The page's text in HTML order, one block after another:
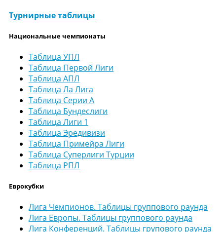
Турнирные таблицы
Национальные чемпионаты
Таблица УПЛ
Таблица Первой Лиги
Таблица АПЛ
Таблица Ла Лига
Таблица Серии А
Таблица Бундеслиги
Таблица Лиги 1
Таблица Эредивизи
Таблица Примейра Лиги
Таблица Суперлиги Турции
Таблица РПЛ
Еврокубки
Лига Чемпионов. Таблицы группового раунда
Лига Европы. Таблицы группового раунда
Лига Конференций. Таблицы групового раунда